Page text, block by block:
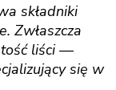
składniki
Zwłaszcza
liści —
się w